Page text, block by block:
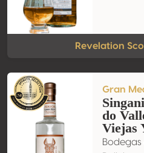
Revelation
Gran
do
Viejas
Bodegas